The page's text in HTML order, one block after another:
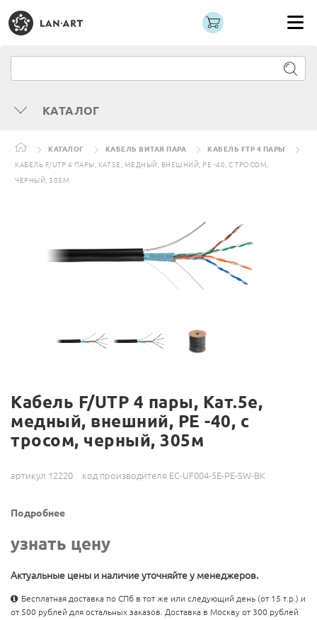
КАТАЛОГ
КАТАЛОГ КАБЕЛЬ ВИТАЯ ПАРА
КАБЕЛЬ FTP 4 ПАРЫ
КАБЕЛЬ F/UTP 4 ПАРЫ, КАТ.5Е, МЕДНЫЙ, ВНЕШНИЙ, PE -40, С ТРОСОМ,
ЧЕРНЫЙ, 305М
Кабель F/UTP 4 пары, Кат.5е,
медный, внешний, PE -40, с
тросом, черный, 305м
артикул 12220 код производителя EC-UF004-5E-PE-SW-BK
Подробнее
узнать цену
Актуальные цены и наличие уточняйте у менеджеров.
Бесплатная доставка по СПб в тот же или следующий день (от 15 т.р.) и
от 500 рублей для остальных заказов. Доставка в Москву от 300 рублей